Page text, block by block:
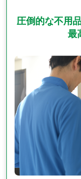
圧倒的な不用
最